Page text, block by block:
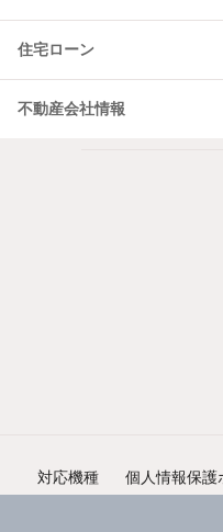
住宅ローン
不動産会社情報
対応機種 個人情報保護